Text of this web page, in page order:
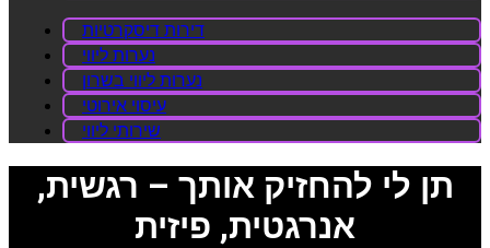
דירות דיסקרטיות
נערות ליווי
נערות ליווי בשרון
עיסוי אירוטי
שירותי ליווי
תן לי להחזיק אותך – רגשית,
אנרגטית, פיזית